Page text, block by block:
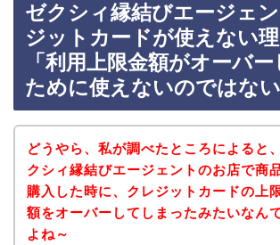
ゼクシィ縁結びエージェ
ジットカードが使えない理
「利用上限金額がオーバ
ために使えないのではない
どうやら、私が調べたところによると
クシィ縁結びエージェントのお店で商
購入した時に、クレジットカードの上
額をオーバーしてしまったみたいなん
よね～